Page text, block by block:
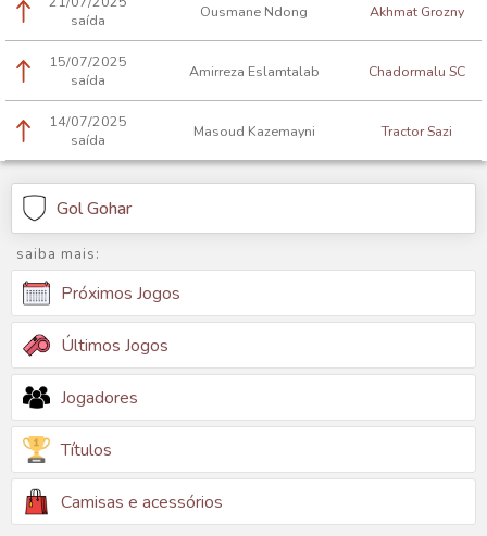
saída
Ousmane Ndong Akhmat Grozny
15/07/2025
saída
Amirreza Eslamtalab Chadormalu SC
14/07/2025
saída
Masoud Kazemayni Tractor Sazi
Gol Gohar
saiba mais:
Próximos Jogos
Últimos Jogos
Jogadores
Títulos
Camisas e acessórios